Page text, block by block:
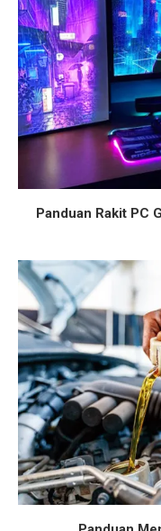
Panduan Rakit PC